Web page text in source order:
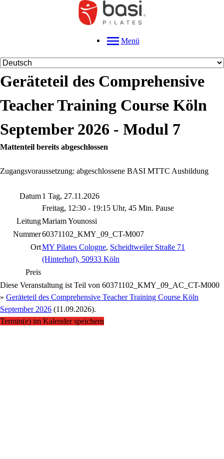
Menü
Geräteteil des Comprehensive
Teacher Training Course Köln
September 2026 - Modul 7
Mattenteil bereits abgeschlossen
Zugangsvoraussetzung: abgeschlossene BASI MTTC Ausbildung
Datum1 Tag, 27.11.2026
Freitag, 12:30 - 19:15 Uhr, 45 Min. Pause
LeitungMariam Younossi
Nummer60371102_KMY_09_CT-M007
OrtMY Pilates Cologne, Scheidtweiler Straße 71
(Hinterhof), 50933 Köln
Preis
Diese Veranstaltung ist Teil von 60371102_KMY_09_AC_CT-M000
» Geräteteil des Comprehensive Teacher Training Course Köln
September 2026 (11.09.2026).
Termin(e) im Kalender speichern